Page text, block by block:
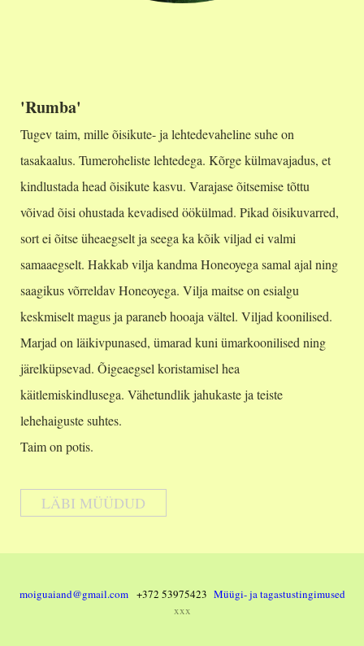
'Rumba'
Tugev taim, mille õisikute- ja lehtedevaheline suhe on
tasakaalus. Tumeroheliste lehtedega. Kõrge külmavajadus, et
kindlustada head õisikute kasvu. Varajase õitsemise tõttu
võivad õisi ohustada kevadised öökülmad. Pikad õisikuvarred,
sort ei õitse üheaegselt ja seega ka kõik viljad ei valmi
samaaegselt. Hakkab vilja kandma Honeoyega samal ajal ning
saagikus võrreldav Honeoyega. Vilja maitse on esialgu
keskmiselt magus ja paraneb hooaja vältel. Viljad koonilised.
Marjad on läikivpunased, ümarad kuni ümarkoonilised ning
järelküpsevad. Õigeaegsel koristamisel hea
käitlemiskindlusega. Vähetundlik jahukaste ja teiste
lehehaiguste suhtes.
Taim on potis.
LÄBI MÜÜDUD
moiguaiand@gmail.com +372 53975423 Müügi- ja tagastustingimused
xxx